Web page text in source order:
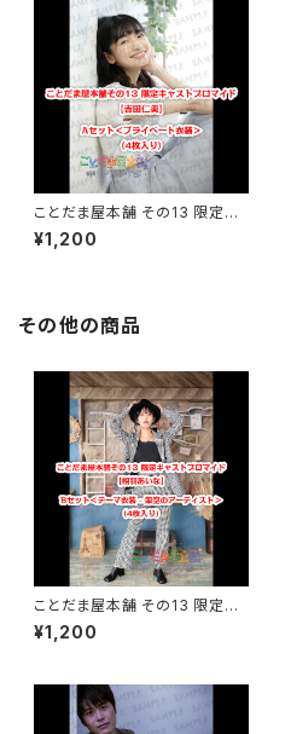
ことだま屋本舗 その13 限定キ
ャストブロマイド 【吉田仁美】A
セット
¥1,200
その他の商品
ことだま屋本舗 その13 限定キ
ャストブロマイド 【相羽あいな】
Bセット
¥1,200